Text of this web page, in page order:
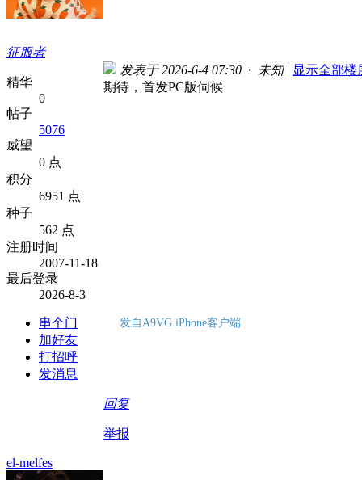
征服者
精华
0
帖子
5076
威望
0 点
积分
6951 点
种子
562 点
注册时间
2007-11-18
最后登录
2026-8-3
串个门
加好友
打招呼
发消息
发表于 2026-6-4 07:30 · 未知 | 显示全部楼
期待，首发PC版伺候
发自A9VG iPhone客户端
回复
举报
el-melfes